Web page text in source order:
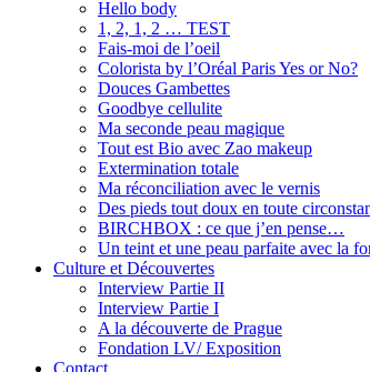
Hello body
1, 2, 1, 2 … TEST
Fais-moi de l’oeil
Colorista by l’Oréal Paris Yes or No?
Douces Gambettes
Goodbye cellulite
Ma seconde peau magique
Tout est Bio avec Zao makeup
Extermination totale
Ma réconciliation avec le vernis
Des pieds tout doux en toute
BIRCHBOX : ce que j’en pense…
Un teint et une peau parfaite avec la
Culture et Découvertes
Interview Partie II
Interview Partie I
A la découverte de Prague
Fondation LV/ Exposition
Contact